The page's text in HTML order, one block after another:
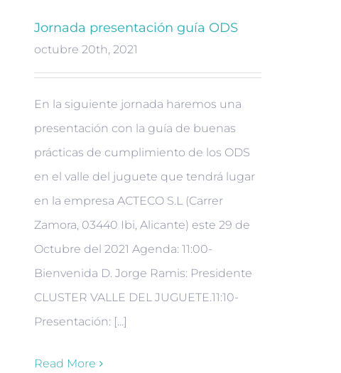
Jornada presentación guía ODS
octubre 20th, 2021
En la siguiente jornada haremos una
presentación con la guía de buenas
prácticas de cumplimiento de los ODS
en el valle del juguete que tendrá lugar
en la empresa ACTECO S.L (Carrer
Zamora, 03440 Ibi, Alicante) este 29 de
Octubre del 2021 Agenda: 11:00-
Bienvenida D. Jorge Ramis: Presidente
CLUSTER VALLE DEL JUGUETE.11:10-
Presentación: [...]
Read More